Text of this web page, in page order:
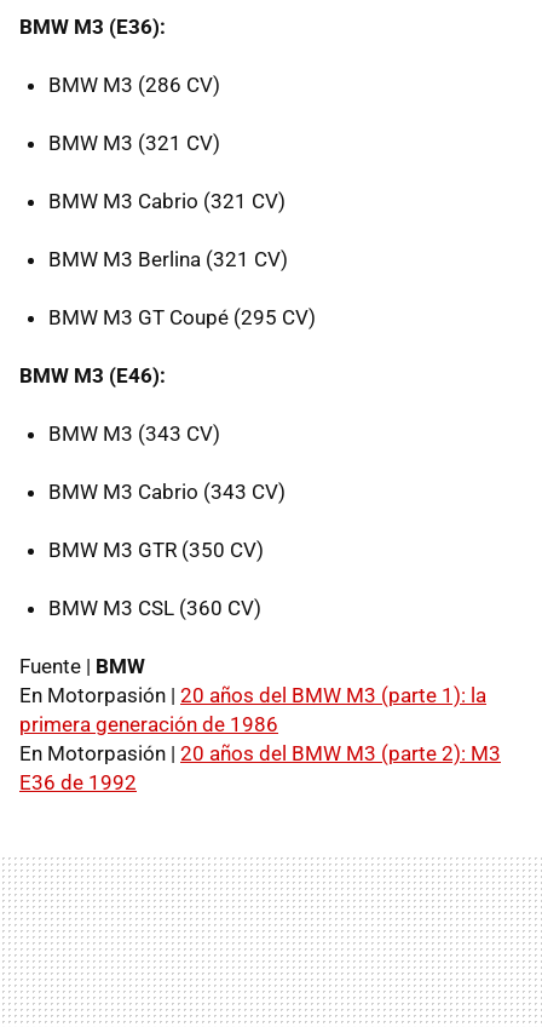
BMW M3 (E36):
BMW M3 (286 CV)
BMW M3 (321 CV)
BMW M3 Cabrio (321 CV)
BMW M3 Berlina (321 CV)
BMW M3 GT Coupé (295 CV)
BMW M3 (E46):
BMW M3 (343 CV)
BMW M3 Cabrio (343 CV)
BMW M3 GTR (350 CV)
BMW M3 CSL (360 CV)
Fuente | BMW
En Motorpasión | 20 años del BMW M3 (parte 1): la
primera generación de 1986
En Motorpasión | 20 años del BMW M3 (parte 2): M3
E36 de 1992